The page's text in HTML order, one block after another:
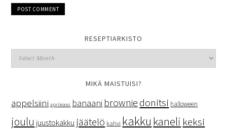
RESEPTIARKISTO
MIKÄ MAISTUISI?
appelsiini aprikoosi banaani brownie donitsi halloween
joulu juustokakku jäätelö kahvi kakku kaneli keksi